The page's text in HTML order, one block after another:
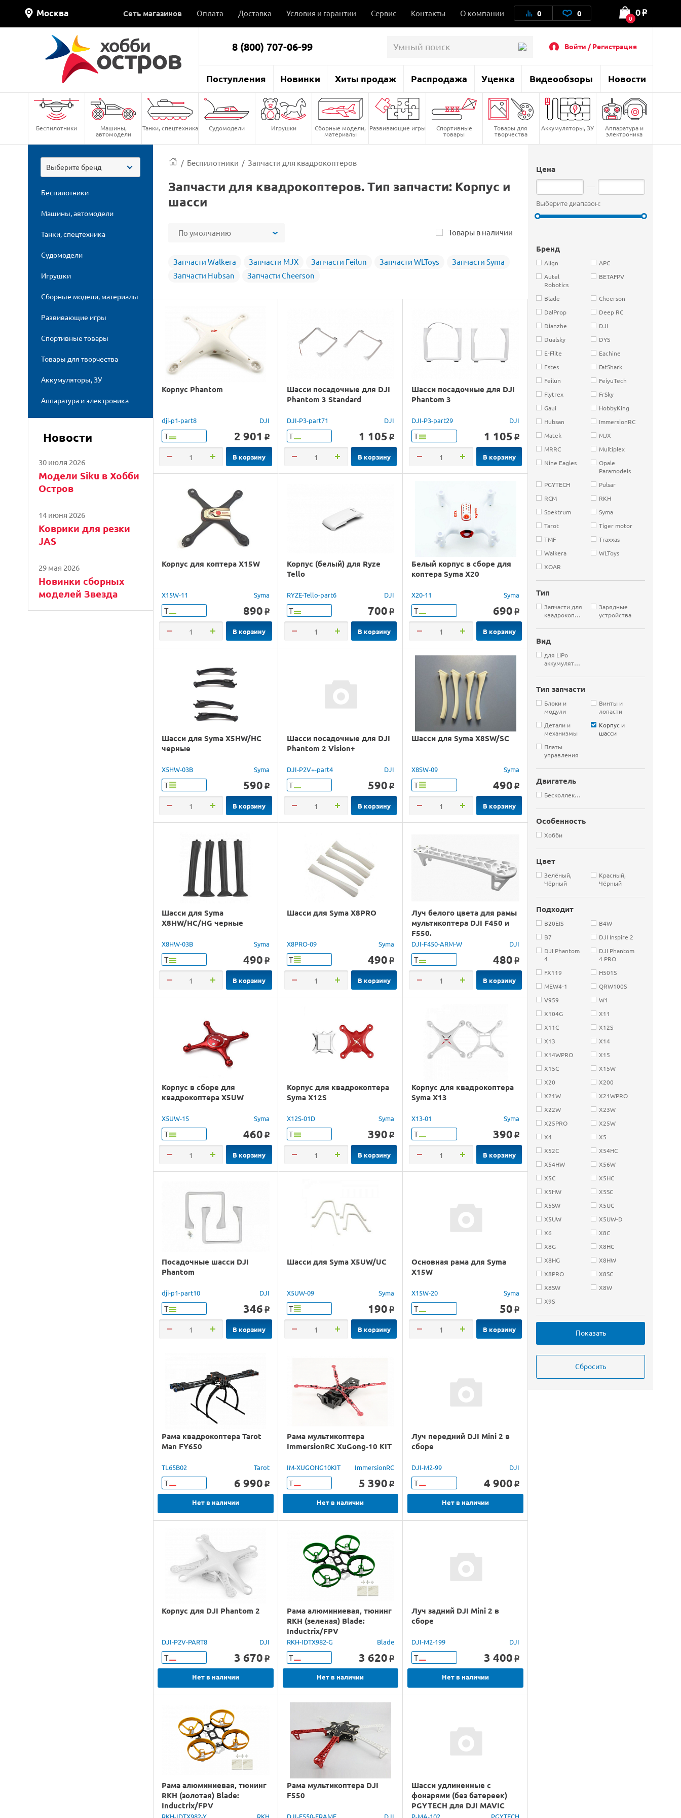
Москва Сеть магазинов Оплата Доставка Условия и гарантии Сервис Контакты О компании 0 0 0
0 o
8 (800) 707-06-99 Войти / Регистрация
Поступления Новинки Хиты продаж Распродажа Уценка Видеообзоры Новости
Беспилотники Машины,
автомодели
Танки, спецтехника Судомодели Игрушки Сборные модели,
материалы
Развивающие игры Спортивные
товары
Товары для
творчества
Аккумуляторы, ЗУ Аппаратура и
электроника
Выберите бренд
Беспилотники
Машины, автомодели
Танки, спецтехника
Судомодели
Игрушки
Сборные модели, материалы
Развивающие игры
Спортивные товары
Товары для творчества
Аккумуляторы, ЗУ
Аппаратура и электроника
Новости
30 июля 2026
Модели Siku в Хобби
Остров
14 июня 2026
Коврики для резки
JAS
29 мая 2026
Новинки сборных
моделей Звезда
Цена
Выберите диапазон:
Бренд
Align
APC
Autel
Robotics
BETAFPV
Blade
Cheerson
DalProp
Deep RC
Dianzhe
DJI
Dualsky
DYS
E-Flite
Eachine
Estes
FatShark
Feilun
FeiyuTech
Flytrex
FrSky
Gaui
HobbyKing
Hubsan
ImmersionRC
Matek
MJX
MRRC
Multiplex
Nine Eagles
Opale
Paramodels
PGYTECH
Pulsar
RCM
RKH
Spektrum
Syma
Tarot
Tiger motor
TMF
Traxxas
Walkera
WLToys
XOAR
Тип
Запчасти для
квадрокоптеров
Зарядные
устройства
Вид
для LiPo
аккумуляторов
Тип запчасти
Блоки и
модули
Винты и
лопасти
Детали и
механизмы
Корпус и
шасси
Платы
управления
Двигатель
Бесколлекторные
Особенность
Хобби
Цвет
Зелёный,
Чёрный
Красный,
Чёрный
Подходит
B20EIS
B4W
B7
DJI Inspire 2
DJI Phantom
4
DJI Phantom
4 PRO
FX119
H501S
MEW4-1
QRW100S
V959
W1
X104G
X11
X11C
X12S
X13
X14
X14WPRO
X15
X15C
X15W
X20
X200
X21W
X21WPRO
X22W
X23W
X25PRO
X25W
X4
X5
X52C
X54HC
X54HW
X56W
X5C
X5HC
X5HW
X5SC
X5SW
X5UC
X5UW
X5UW-D
X6
X8C
X8G
X8HC
X8HG
X8HW
X8PRO
X8SC
X8SW
X8W
X9S
/ Беспилотники / Запчасти для квадрокоптеров
Запчасти для квадрокоптеров. Тип запчасти: Корпус и
шасси
По умолчанию Товары в наличии
Запчасти Walkera Запчасти MJX Запчасти Feilun Запчасти WLToys
Запчасти Syma
Запчасти Hubsan
Запчасти Cheerson
Корпус Phantom
dji-p1-part8 DJI
Т 2 901 o
В корзину
Шасси посадочные для DJI
Phantom 3 Standard
DJI-P3-part71 DJI
Т 1 105 o
В корзину
Шасси посадочные для DJI
Phantom 3
DJI-P3-part29 DJI
Т 1 105 o
В корзину
Корпус для коптера X15W
X15W-11 Syma
Т 890 o
В корзину
Корпус (белый) для Ryze
Tello
RYZE-Tello-part6 DJI
Т 700 o
В корзину
Белый корпус в сборе для
коптера Syma X20
X20-11 Syma
Т 690 o
В корзину
Шасси для Syma X5HW/HC
черные
X5HW-03B Syma
Т 590 o
В корзину
Шасси посадочные для DJI
Phantom 2 Vision+
DJI-P2V+-part4 DJI
Т 590 o
В корзину
Шасси для Syma X8SW/SC
X8SW-09 Syma
Т 490 o
В корзину
Шасси для Syma
X8HW/HC/HG черные
X8HW-03B Syma
Т 490 o
В корзину
Шасси для Syma X8PRO
X8PRO-09 Syma
Т 490 o
В корзину
Луч белого цвета для рамы
мультикоптера DJI F450 и
F550.
DJI-F450-ARM-W DJI
Т 480 o
В корзину
Корпус в сборе для
квадрокоптера X5UW
X5UW-15 Syma
Т 460 o
В корзину
Корпус для квадрокоптера
Syma X12S
X12S-01D Syma
Т 390 o
В корзину
Корпус для квадрокоптера
Syma X13
X13-01 Syma
Т 390 o
В корзину
Посадочные шасси DJI
Phantom
dji-p1-part10 DJI
Т 346 o
В корзину
Шасси для Syma X5UW/UC
X5UW-09 Syma
Т 190 o
В корзину
Основная рама для Syma
X15W
X15W-20 Syma
Т 50 o
В корзину
Рама квадрокоптера Tarot
Man FY650
TL65B02 Tarot
Т 6 990 o
Нет в наличии
Рама мультикоптера
ImmersionRC XuGong-10 KIT
IM-XUGONG10KIT ImmersionRC
Т 5 390 o
Нет в наличии
Луч передний DJI Mini 2 в
сборе
DJI-M2-99 DJI
Т 4 900 o
Нет в наличии
Корпус для DJI Phantom 2
DJI-P2V-PART8 DJI
Т 3 670 o
Нет в наличии
Рама алюминиевая, тюнинг
RKH (зеленая) Blade:
Inductrix/FPV
RKH-IDTX982-G Blade
Т 3 620 o
Нет в наличии
Луч задний DJI Mini 2 в
сборе
DJI-M2-199 DJI
Т 3 400 o
Нет в наличии
Рама алюминиевая, тюнинг
RKH (золотая) Blade:
Inductrix/FPV
RKH-IDTX982-Y RKH
Рама мультикоптера DJI
F550
DJI-F550-FRAME DJI
Шасси удлиненные с
фонарями (без батереек)
PGYTECH для DJI MAVIC
PRO
P-MA-102 PGYTECH